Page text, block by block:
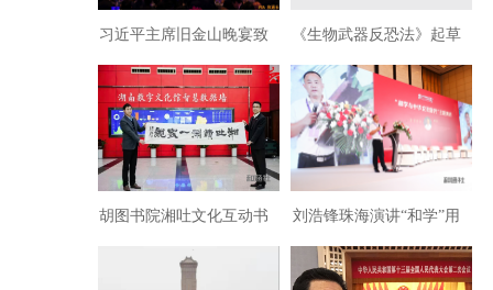
习近平主席旧金山晚宴致
辞，辉瑞、贝莱德等高管
出席！
《生物武器反恐法》起草
者博伊尔指控新冠疫苗致
命被谋杀
胡图书院湘吐文化互动书
写民族团结新章
刘浩锋珠海演讲“和学”用
数理演绎天人合一托举文